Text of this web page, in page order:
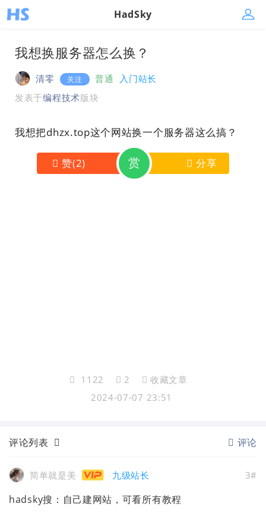
HadSky
我想换服务器怎么换？
清零 关注 普通
入门站长
发表于编程技术版块
我想把dhzx.top这个网站换一个服务器这么搞？
赞(2) 赏 分享
1122 2
收藏文章
2024-07-07 23:51
评论列表 评论
简单就是美 九级站长 3#
hadsky搜：自己建网站，可看所有教程